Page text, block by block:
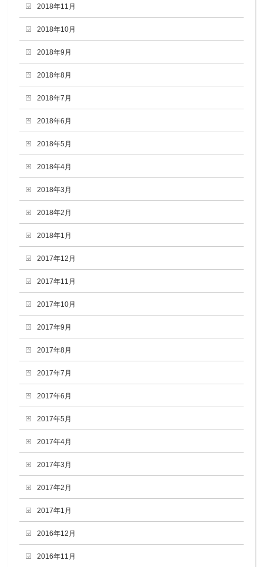
2018年11月
2018年10月
2018年9月
2018年8月
2018年7月
2018年6月
2018年5月
2018年4月
2018年3月
2018年2月
2018年1月
2017年12月
2017年11月
2017年10月
2017年9月
2017年8月
2017年7月
2017年6月
2017年5月
2017年4月
2017年3月
2017年2月
2017年1月
2016年12月
2016年11月